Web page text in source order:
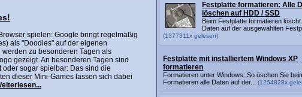
spielen: Google bringt regelmäßig
als "Doodles" auf der eigenen
zu besonderen Tagen als
gezeigt. An besonderen Tagen sind
sogar spielbar: Das sind die
dieser Mini-Games lassen sich dabei
Festplatte formatieren: Alle
löschen auf HDD / SSD
Beim Festplatte formatieren löscht
Daten auf der ausgewählten
(1377311x gelesen)
Festplatte mit installiertem Windows XP
formatieren
Formatieren unter Windows: So öschen Sie
Formatieren alle Daten auf der...(1254828x